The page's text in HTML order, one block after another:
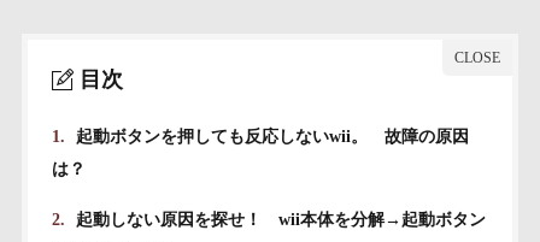
目次
1.
起動ボタンを押しても反応しないwii。 故障の原因
は？
2.
起動しない原因を探せ！ wii本体を分解→起動ボタン